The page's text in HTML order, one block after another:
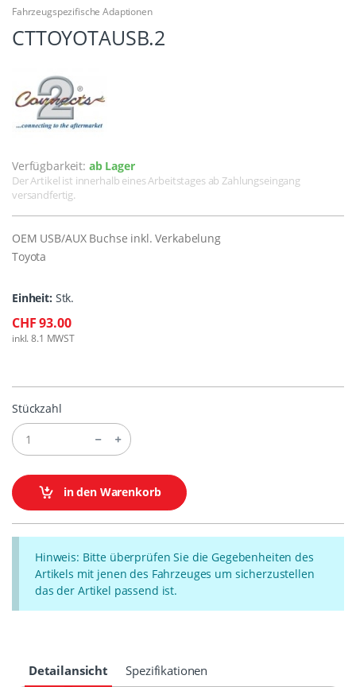
Fahrzeugspezifische Adaptionen
CTTOYOTAUSB.2
Verfügbarkeit: ab Lager
Der Artikel ist innerhalb eines Arbeitstages ab Zahlungseingang
versandfertig.
OEM USB/AUX Buchse inkl. Verkabelung
Toyota
Einheit: Stk.
CHF 93.00
inkl. 8.1 MWST
Stückzahl
in den Warenkorb
Hinweis: Bitte überprüfen Sie die Gegebenheiten des
Artikels mit jenen des Fahrzeuges um sicherzustellen
das der Artikel passend ist.
Detailansicht Spezifikationen